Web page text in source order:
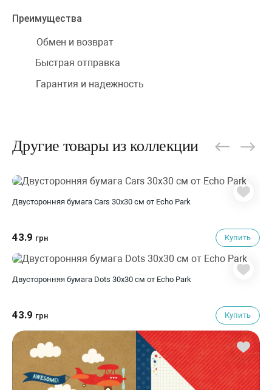
Преимущества
Обмен и возврат
Быстрая отправка
Гарантия и надежность
Другие товары из коллекции
Двусторонняя бумага Cars 30х30 см от Echo Park
43.9 грн Купить
Двусторонняя бумага Dots 30х30 см от Echo Park
43.9 грн Купить